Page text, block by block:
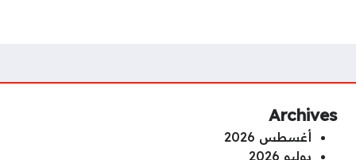
Archives
أغسطس 2026
يوليو 2026